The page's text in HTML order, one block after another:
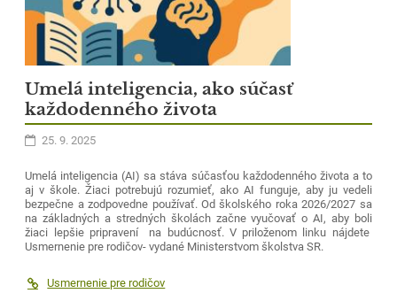
Umelá inteligencia, ako súčasť
každodenného života
25. 9. 2025
Umelá inteligencia (AI) sa stáva súčasťou každodenného života a to
aj v škole. Žiaci potrebujú rozumieť, ako AI funguje, aby ju vedeli
bezpečne a zodpovedne používať. Od školského roka 2026/2027 sa
na základných a stredných školách začne vyučovať o AI, aby boli
žiaci lepšie pripravení na budúcnosť. V priloženom linku nájdete
Usmernenie pre rodičov- vydané Ministerstvom školstva SR.
Usmernenie pre rodičov